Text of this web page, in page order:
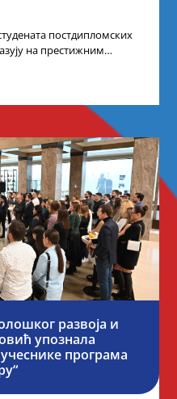
постдипломских
на престижним
развоја и
упознала
учеснике програма